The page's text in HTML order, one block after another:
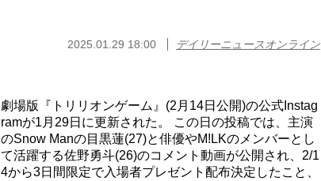
2025.01.29 18:00 デイリーニュースオンライン
劇場版『トリリオンゲーム』(2月14日公開)の公式Instag
ramが1月29日に更新された。 この日の投稿では、主演
のSnow Manの目黒蓮(27)と俳優やM!LKのメンバーとし
て活躍する佐野勇斗(26)のコメント動画が公開され、2/1
4から3日間限定で入場者プレゼント配布決定したこと、